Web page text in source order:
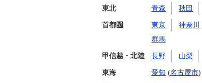
東北 青森 秋田
首都圏 東京 神奈川
群馬
甲信越・北陸 長野 山梨
東海 愛知 (名古屋市)